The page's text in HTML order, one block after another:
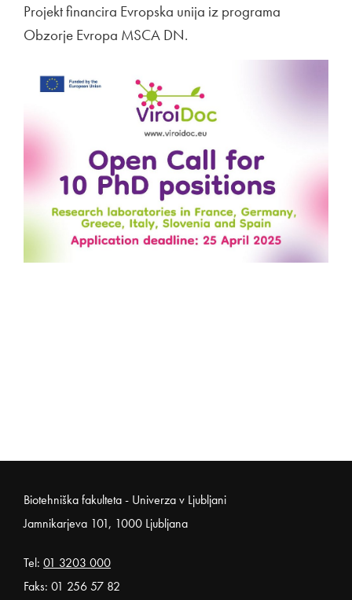
Projekt financira Evropska unija iz programa
Obzorje Evropa MSCA DN.
Noga strani
Biotehniška fakulteta - Univerza v Ljubljani
Jamnikarjeva 101, 1000 Ljubljana
Tel: 01 3203 000
Faks: 01 256 57 82